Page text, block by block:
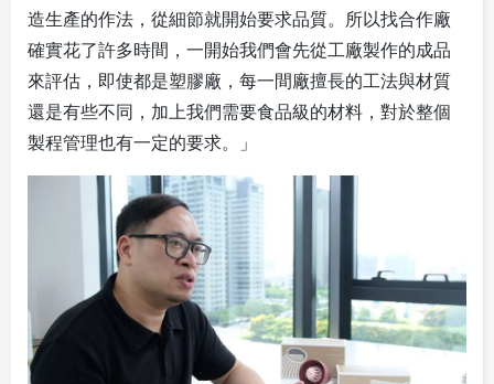
造生產的作法，從細節就開始要求品質。所以找合作廠
確實花了許多時間，一開始我們會先從工廠製作的成品
來評估，即使都是塑膠廠，每一間廠擅長的工法與材質
還是有些不同，加上我們需要食品級的材料，對於整個
製程管理也有一定的要求。」